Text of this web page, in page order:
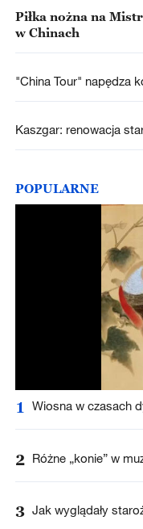
Piłka nożna na
w Chinach
"China Tour" napędza
Kaszgar: renowacja
POPULARNE
1 Wiosna w czasach
2 Różne „konie” w
3 Jak wyglądały